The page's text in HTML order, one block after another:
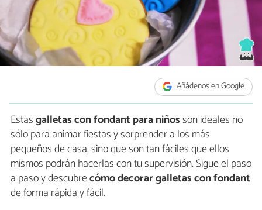
Añádenos en Google
Estasgalletas con fondant para niñosson ideales no
sólo para animar fiestas y sorprender a los más
pequeños de casa, sino que son tan fáciles que ellos
mismos podrán hacerlas con tu supervisión. Sigue el paso
a paso y descubrecómo decorar galletas con fondant
de forma rápida y fácil.